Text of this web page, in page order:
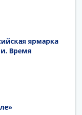
ярмарка
Время